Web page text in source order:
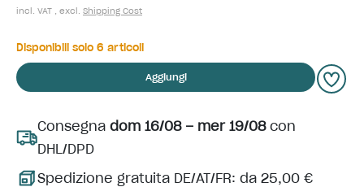
incl. VAT , excl. Shipping Cost
Disponibili solo 6 articoli
Aggiungi
Consegna dom 16/08 – mer 19/08con
DHL/DPD
Spedizione gratuita DE/AT/FR: da 25,00 €